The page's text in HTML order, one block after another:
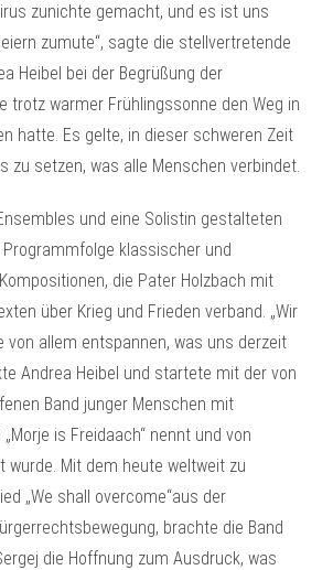
zunichte gemacht, und es ist uns
zumute“, sagte die stellvertretende
Heibel bei der Begrüßung der
trotz warmer Frühlingssonne den Weg in
hatte. Es gelte, in dieser schweren Zeit
zu setzen, was alle Menschen verbindet.
und eine Solistin gestalteten
klassischer und
die Pater Holzbach mit
über Krieg und Frieden verband. „Wir
von allem entspannen, was uns derzeit
Andrea Heibel und startete mit der von
Band junger Menschen mit
is Freidaach“ nennt und von
wurde. Mit dem heute weltweit zu
„We shall overcome“aus der
brachte die Band
die Hoffnung zum Ausdruck, was